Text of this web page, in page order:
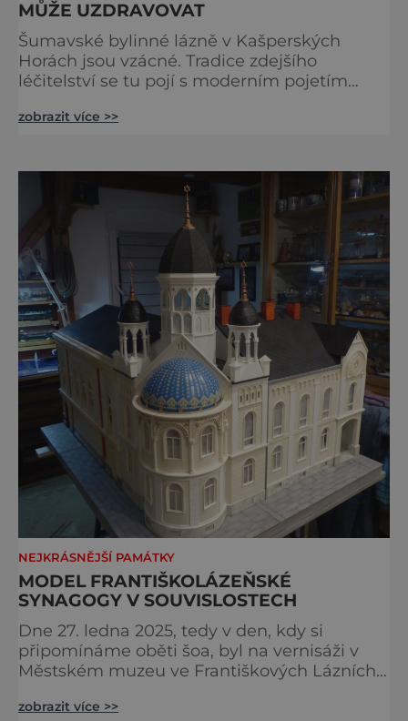
MŮŽE UZDRAVOVAT
Šumavské bylinné lázně v Kašperských
Horách jsou vzácné. Tradice zdejšího
léčitelství se tu pojí s moderním pojetím
naprosto výjimečné a přitom vlastně totálně
přímo v historickém centru městečka
nedaleko řeky Otavy, po
zobrazit více >>
NEJKRÁSNĚJŠÍ PAMÁTKY
MODEL FRANTIŠKOLÁZEŇSKÉ
SYNAGOGY V SOUVISLOSTECH
Dne 27. ledna 2025, tedy v den, kdy si
připomínáme oběti šoa, byl na vernisáži v
Městském muzeu ve Františkových Lázních
nacisty zničena v roce 1938. Do lázeňského
zobrazit více >>